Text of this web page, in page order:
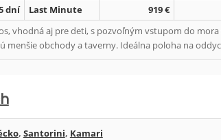
dní Last Minute 919 €
vhodná aj pre deti, s pozvoľným vstupom do
menšie obchody a taverny. Ideálna poloha na
, Santorini, Kamari